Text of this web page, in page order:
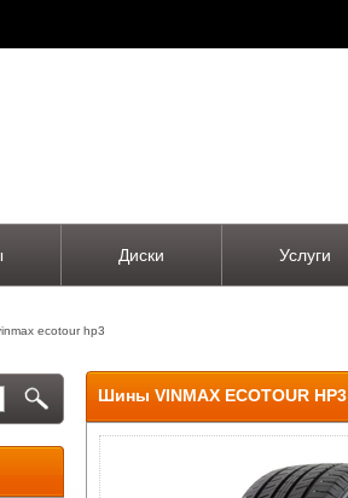
Диски Услуги
ecotour hp3
Шины VINMAX ECOTOUR HP3